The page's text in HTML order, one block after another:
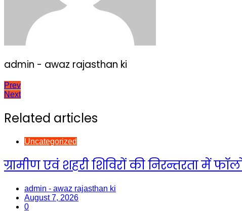
admin - awaz rajasthan ki
Post
Prev
Next
Related articles
Uncategorized
ग्रामीण एवं शहरी शिविरों की निरन्तरता में
admin - awaz rajasthan ki
August 7, 2026
0